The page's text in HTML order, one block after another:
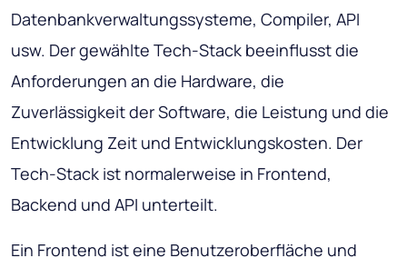
Datenbankverwaltungssysteme, Compiler, API
usw. Der gewählte Tech-Stack beeinflusst die
Anforderungen an die Hardware, die
Zuverlässigkeit der Software, die Leistung und die
Entwicklung Zeit und Entwicklungskosten. Der
Tech-Stack ist normalerweise in Frontend,
Backend und API unterteilt.
Ein Frontend ist eine Benutzeroberfläche und